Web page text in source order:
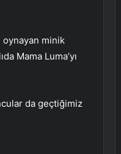
oynayan minik
Mama Luma’yı
da geçtiğimiz